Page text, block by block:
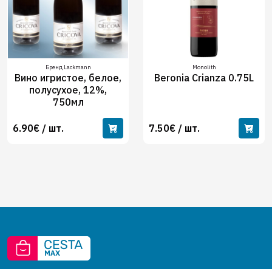
Бренд Lackmann
Вино игристое, белое,
полусухое, 12%,
750мл
6.90€ / шт.
Monolith
Beronia Crianza 0.75L
7.50€ / шт.